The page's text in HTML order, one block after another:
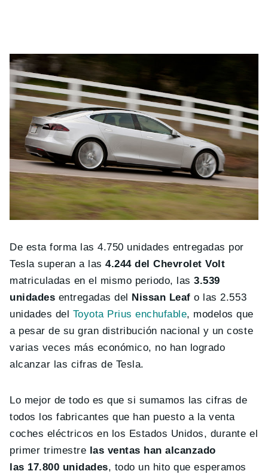
De esta forma las 4.750 unidades entregadas por
Tesla superan a las 4.244 del Chevrolet Volt
matriculadas en el mismo periodo, las 3.539
unidades entregadas del Nissan Leaf o las 2.553
unidades del Toyota Prius enchufable, modelos que
a pesar de su gran distribución nacional y un coste
varias veces más económico, no han logrado
alcanzar las cifras de Tesla.
Lo mejor de todo es que si sumamos las cifras de
todos los fabricantes que han puesto a la venta
coches eléctricos en los Estados Unidos, durante el
primer trimestre las ventas han alcanzado
las 17.800 unidades, todo un hito que esperamos